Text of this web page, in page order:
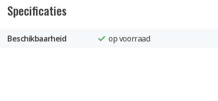
Specificaties
Beschikbaarheid op voorraad